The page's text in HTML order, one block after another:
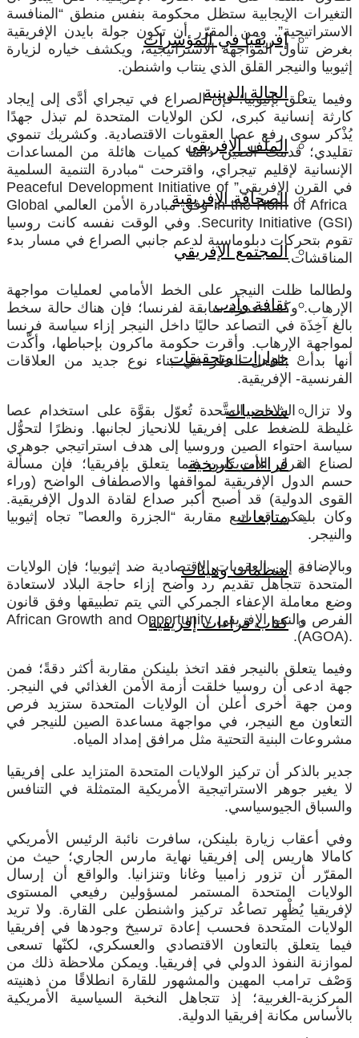
إفريقيا في المؤشرات
الحالة الدينية
الملف الإفريقي
الصحافة الإفريقية
المجتمع الإفريقي
ثقافة وأدب
حوارات وتحقيقات
شخصيات
قراءات تاريخية
متابعات
منظمات وهيئات
كتاب قراءات إفريقية
التغيرات الإيجابية ستظل محكومة بنفس منطق “المنافسة
الاستراتيجية”. ومن المقرّر أن تكون جولة بايدن الإفريقية
بغرض تناول المواجهة الاستراتيجية، ويكشف خياره لزيارة
إثيوبيا والنيجر القلق الذي ينتاب واشنطن.
وفيما يتعلق بإثيوبيا؛ فإن الصراع في تيجراي أدَّى إلى إيجاد
كارثة إنسانية كبرى، لكن الولايات المتحدة لم تبذل جهدًا
يُذْكر سوى رفع عصا العقوبات الاقتصادية. وكشريك تنموي
تقليدي؛ قدمت الصين دائمًا كميات هائلة من المساعدات
الإنسانية لإقليم تيجراي، واقترحت “مبادرة التنمية السلمية
في القرن الإفريقي” Initiative of
Peaceful Development
in the Horn of Africaوفق مبادرة الأمن العالمي Global
Security Initiative (GSI). وفي الوقت نفسه كانت روسيا
تقوم بتحركات دبلوماسية لدعم جانبي الصراع في مسار بدء
المناقشات.
ولطالما ظلت النيجر على الخط الأمامي لعمليات مواجهة
الإرهاب. وكمستعمرة سابقة لفرنسا؛ فإن هناك حالة سخط
بالغ آخِذَة في التصاعد حاليًا داخل النيجر إزاء سياسة فرنسا
لمواجهة الإرهاب. وأقرت حكومة ماكرون بإحباطها، وأكَّدت
أنها بدأت بالفعل النظر في بناء نوع جديد من العلاقات
الفرنسية- الإفريقية.
ولا تزال الولايات المتَّحدة تُعوّل بقوَّة على استخدام عصا
غليظة للضغط على إفريقيا للانحياز لجانبها. ونظرًا لتحوُّل
سياسة احتواء الصين وروسيا إلى هدف استراتيجي جوهري
لصناع القرار الأمريكيين فيما يتعلق بإفريقيا؛ فإن مسألة
حسم الدول الإفريقية لمواقفها والاصطفاف الواضح (وراء
القوى الدولية) قد أصبح أكبر صداع لقادة الدول الإفريقية.
وكان بلينكن قد اتبع مقاربة “الجزرة والعصا” تجاه إثيوبيا
والنيجر.
وبالإضافة إلى العقوبات الاقتصادية ضد إثيوبيا؛ فإن الولايات
المتحدة تتجاهل تقديم رد واضح إزاء حاجة البلاد لاستعادة
وضع معاملة الإعفاء الجمركي التي يتم تطبيقها وفق قانون
الفرص والنمو الإفريقيAfrican Growth and Opportunity
(AGOA).
.
وفيما يتعلق بالنيجر فقد اتخذ بلينكن مقاربة أكثر دقةً؛ فمن
جهة ادعى أن روسيا خلقت أزمة الأمن الغذائي في النيجر.
ومن جهة أخرى أعلن أن الولايات المتحدة ستزيد فرص
التعاون مع النيجر، في مواجهة مساعدة الصين للنيجر في
مشروعات البنية التحتية مثل مرافق إمداد المياه.
جدير بالذكر أن تركيز الولايات المتحدة المتزايد على إفريقيا
لا يغير جوهر الاستراتيجية الأمريكية المتمثلة في التنافس
والسباق الجيوسياسي.
وفي أعقاب زيارة بلينكن، سافرت نائبة الرئيس الأمريكي
كامالا هاريس إلى إفريقيا نهاية مارس الجاري؛ حيث من
المقرّر أن تزور زامبيا وغانا وتنزانيا. والواقع أن إرسال
الولايات المتحدة المستمر لمسؤولين رفيعي المستوى
لإفريقيا يُظْهِر تصاعُد تركيز واشنطن على القارة. ولا تريد
الولايات المتحدة فحسب إعادة ترسيخ وجودها في إفريقيا
فيما يتعلق بالتعاون الاقتصادي والعسكري، لكنّها تسعى
لموازنة النفوذ الدولي في إفريقيا. ويمكن ملاحظة ذلك من
وَصْف ترامب المهين والمشهور للقارة انطلاقًا من ذهنيته
المركزية-الغربية؛ إذ تتجاهل النخبة السياسية الأمريكية
بالأساس مكانة إفريقيا الدولية.